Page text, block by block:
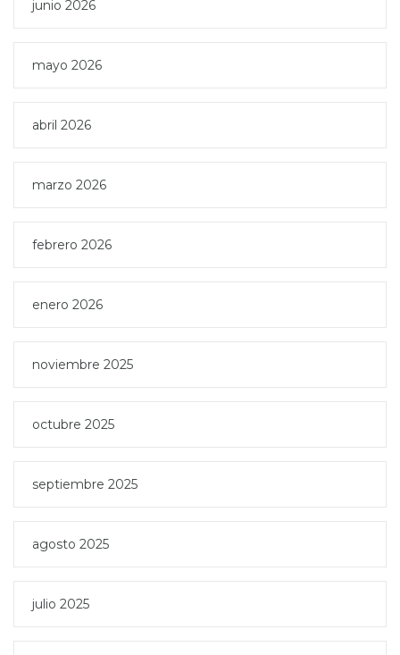
junio 2026
mayo 2026
abril 2026
marzo 2026
febrero 2026
enero 2026
noviembre 2025
octubre 2025
septiembre 2025
agosto 2025
julio 2025